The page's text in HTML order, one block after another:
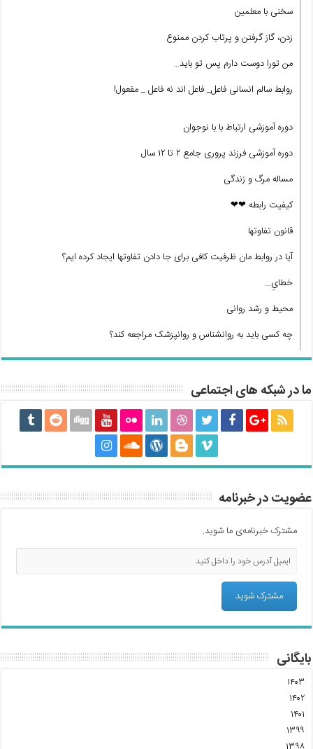
سخنی با معلمین
زدن، گاز گرفتن و پرتاب کردن ممنوع
من تورا دوست دارم پس تو باید…
روابط سالم انسانی فاعل_ فاعل اند نه فاعل _ مفعول!
دوره آموزشی ارتباط با با نوجوان
دوره آموزشی فرزند پروری جامع ۲ تا ۱۲ سال
مساله مرگ و زندگی
کیفیت رابطه ❤❤
قانون تفاوتها
آیا در روابط مان ظرفیت کافی برای جا دادن تفاوتها ایجاد کرده ایم؟
خطایِ…
محیط و رشد روانی
چه کسی باید به روانشناس و روانپزشک مراجعه کند؟
ما در شبکه های اجتماعی
عضویت در خبرنامه
مشترک خبرنامه‌ی ما شوید.
بایگانی
۱۴۰۳
۱۴۰۲
۱۴۰۱
۱۳۹۹